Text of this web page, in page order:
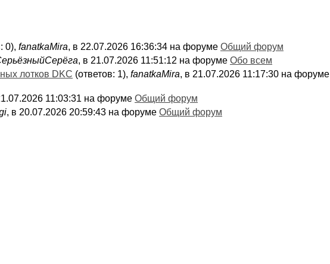
0), fanatkaMira, в 22.07.2026 16:36:34 на форуме Общий форум
, в 21.07.2026 11:51:12 на форуме Обо всем
лотков DKC (ответов: 1), fanatkaMira, в 21.07.2026 11:17:30 на форуме
11:03:31 на форуме Общий форум
, в 20.07.2026 20:59:43 на форуме Общий форум